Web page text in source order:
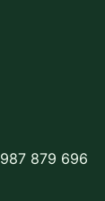
987 879 696